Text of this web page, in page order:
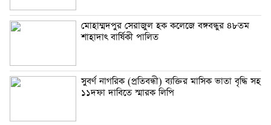
মোহাম্মদপুর সেরাজুল হক ক‌লে‌জে বঙ্গবন্ধুর ৪৮তম
শাহাদাৎ বা‌র্ষিকী পা‌লিত
সুবর্ণ নাগরিক (প্রতিবন্ধী) ব্যক্তির মাসিক ভাতা বৃদ্ধি সহ
১১দফা দাবিতে স্মারক লিপি